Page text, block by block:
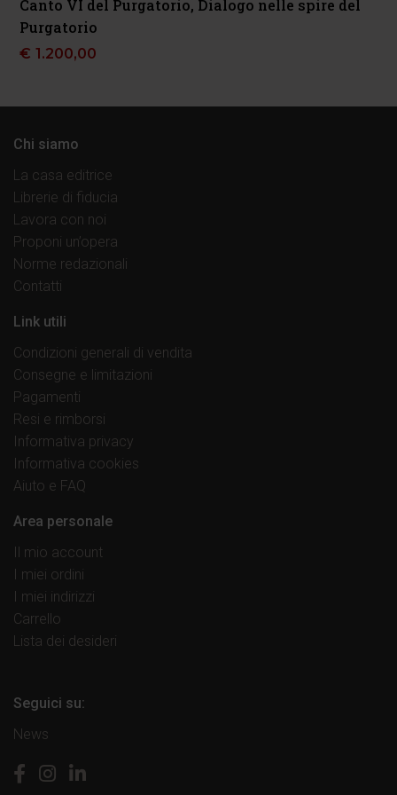
Canto VI del Purgatorio, Dialogo nelle spire del
Purgatorio
€ 1.200,00
Chi siamo
La casa editrice
Librerie di fiducia
Lavora con noi
Proponi un’opera
Norme redazionali
Contatti
Link utili
Condizioni generali di vendita
Consegne e limitazioni
Pagamenti
Resi e rimborsi
Informativa privacy
Informativa cookies
Aiuto e FAQ
Area personale
Il mio account
I miei ordini
I miei indirizzi
Carrello
Lista dei desideri
Seguici su:
News